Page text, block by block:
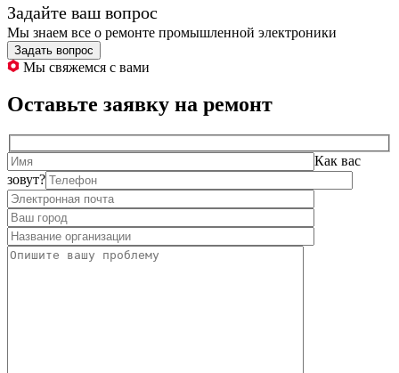
Задайте ваш вопрос
Мы знаем все о ремонте промышленной электроники
Задать вопрос
Мы свяжемся с вами
Оставьте заявку на ремонт
Как вас
зовут?